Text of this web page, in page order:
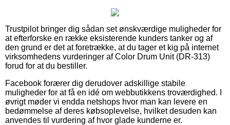
Trustpilot bringer dig sådan set ønskværdige muligheder for
at efterforske en række eksisterende kunders tanker og af
den grund er det at foretrække, at du tager et kig på internet
virksomhedens vurderinger af Color Drum Unit (DR-313)
forud for at du bestiller.
Facebook forærer dig derudover adskillige stabile
muligheder for at få en idé om webbutikkens troværdighed. I
øvrigt møder vi endda netshops hvor man kan levere en
bedømmelse af deres købsoplevelse, hvilket desuden kan
anvendes til vurdering af hvor glade kunderne er.